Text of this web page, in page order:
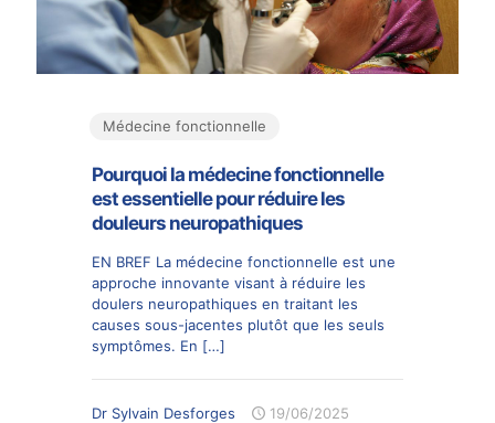
Médecine fonctionnelle
Pourquoi la médecine fonctionnelle
est essentielle pour réduire les
douleurs neuropathiques
EN BREF La médecine fonctionnelle est une
approche innovante visant à réduire les
doulers neuropathiques en traitant les
causes sous-jacentes plutôt que les seuls
symptômes. En […]
Dr Sylvain Desforges 19/06/2025